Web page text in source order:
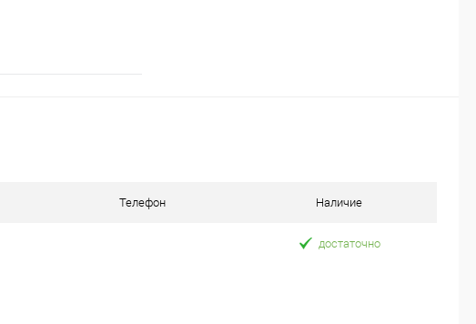
Телефон Наличие
достаточно